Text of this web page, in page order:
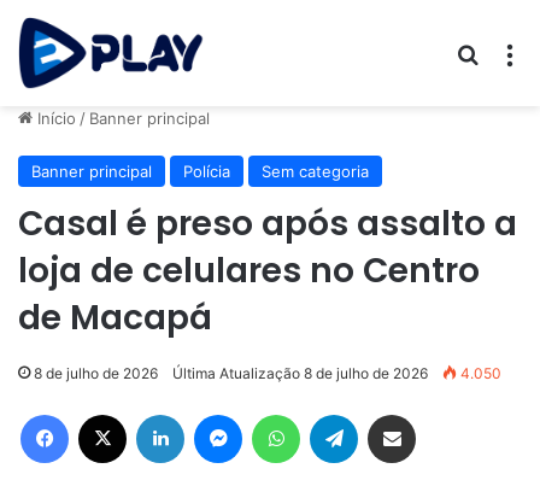
Início / Banner principal
Banner principal Polícia Sem categoria
Casal é preso após assalto a
loja de celulares no Centro
de Macapá
8 de julho de 2026 Última Atualização 8 de julho de 2026 4.050